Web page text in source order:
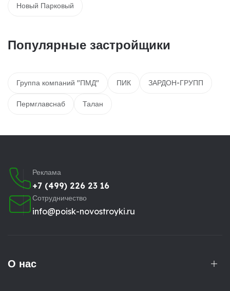
Новый Парковый
Популярные застройщики
Группа компаний "ПМД" ПИК ЗАРДОН-ГРУПП
Пермглавснаб Талан
Реклама
+7 (499) 226 23 16
Сотрудничество
info@poisk-novostroyki.ru
О нас